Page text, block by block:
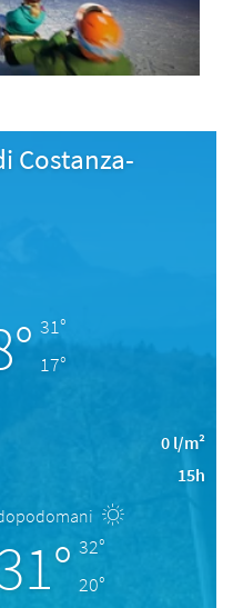
Costanza-
31°
17°
0 l/m²
15h
32°
20°